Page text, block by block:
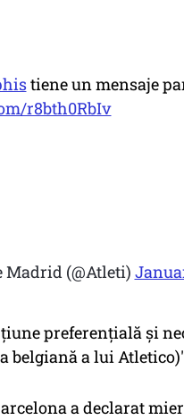
tiene un mensaje
r8bth0RbIv
Madrid (@Atleti)
preferenţială şi
belgiană a lui
a declarat